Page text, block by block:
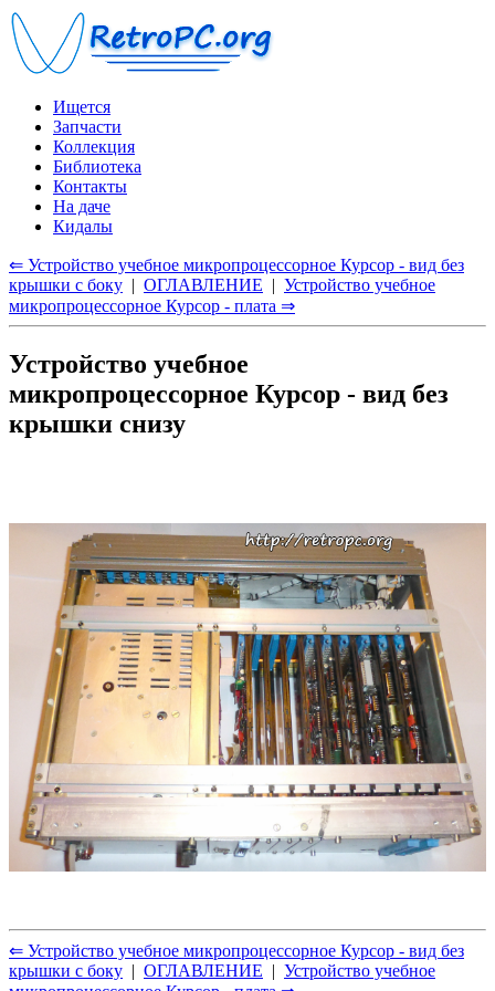
Ищется
Запчасти
Коллекция
Библиотека
Контакты
На даче
Кидалы
⇐ Устройство учебное микропроцессорное Курсор - вид без
крышки с боку | ОГЛАВЛЕНИЕ | Устройство учебное
микропроцессорное Курсор - плата ⇒
Устройство учебное
микропроцессорное Курсор - вид без
крышки снизу
⇐ Устройство учебное микропроцессорное Курсор - вид без
крышки с боку | ОГЛАВЛЕНИЕ | Устройство учебное